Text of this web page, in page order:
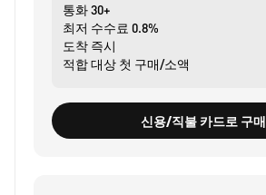
통화30+
최저 수수료 0.8%
도착 즉시
적합 대상 첫 구매/소액
신용/직불 카드로 구매